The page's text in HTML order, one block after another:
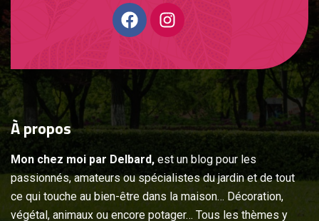
Àpropos
Mon chez moi par Delbard, est un blog pour les
passionnés, amateurs ou spécialistes du jardin et de tout
ce qui touche au bien-être dans la maison… Décoration,
végétal, animaux ou encore potager… Tous les thèmes y